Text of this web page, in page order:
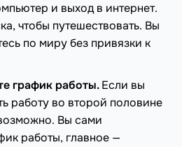
и выход в интернет.
чтобы путешествовать. Вы
по миру без привязки к
график работы.Если вы
работу во второй половине
Вы сами
работы, главное —